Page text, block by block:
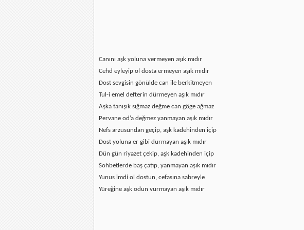
Canını aşk yoluna vermeyen aşık mıdır
Cehd eyleyip ol dosta ermeyen aşık mıdır
Dost sevgisin gönülde can ile berkitmeyen
Tul-i emel defterin dürmeyen aşık mıdır
Aşka tanışık sığmaz değme can göge ağmaz
Pervane od’a değmez yanmayan aşık mıdır
Nefs arzusundan geçip, aşk kadehinden içip
Dost yoluna er gibi durmayan aşık mıdır
Dün gün riyazet çekip, aşk kadehinden içip
Sohbetlerde baş çatıp, yanmayan aşık mıdır
Yunus imdi ol dostun, cefasına sabreyle
Yüreğine aşk odun vurmayan aşık mıdır